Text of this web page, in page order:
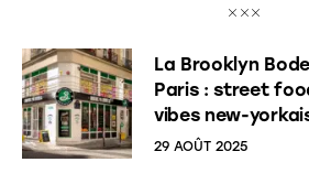
La Brooklyn
Paris : street
vibes new-
29 AOÛT 2025